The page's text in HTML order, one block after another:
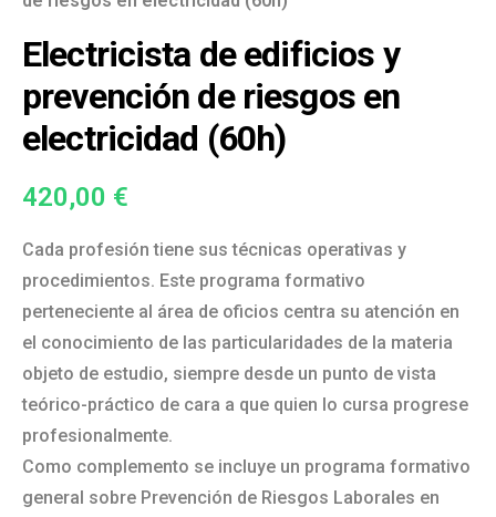
Electricista de edificios y
prevención de riesgos en
electricidad (60h)
420,00 €
Cada profesión tiene sus técnicas operativas y
procedimientos. Este programa formativo
perteneciente al área de oficios centra su atención en
el conocimiento de las particularidades de la materia
objeto de estudio, siempre desde un punto de vista
teórico-práctico de cara a que quien lo cursa progrese
profesionalmente.
Como complemento se incluye un programa formativo
general sobre Prevención de Riesgos Laborales en